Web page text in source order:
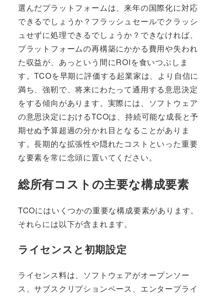
選んだプラットフォームは、来年の国際化に対応
できるでしょうか？フラッシュセールでクラッシ
ュせずに処理できるでしょうか？できなければ、
プラットフォームの再構築にかかる費用や失われ
た収益が、あっという間にROIを食いつぶしま
す。TCOを早期に評価する起業家は、より自信に
満ち、強靭で、将来にわたって通用する意思決定
をする傾向があります。実際には、ソフトウェア
の意思決定におけるTCOは、持続可能な成長と予
期せぬ予算超過の分かれ目となることがありま
す。長期的な拡張性や隠れたコストといった重要
な要素を常に念頭に置いてください。
総所有コストの主要な構成要素
TCOにはいくつかの重要な構成要素があります。
それらには以下が含まれます。
ライセンスと初期設定
ライセンス料は、ソフトウェアがオープンソー
ス、サブスクリプションベース、エンタープライ